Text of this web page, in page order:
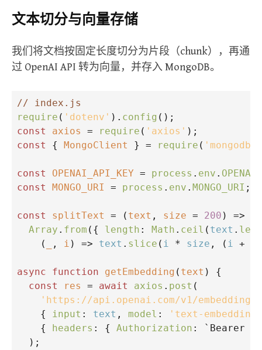
文本切分与向量存储
我们将文档按固定长度切分为片段（chunk），再通
过 OpenAI API 转为向量，并存入 MongoDB。
// index.js
require ( 'dotenv' ). config ();
const
axios = require ( 'axios' );
const
{ MongoClient } = require ( 'mongodb'
const OPENAI_API_KEY = process . env .
const
MONGO_URI = process . env . MONGO_URI ;
const splitText = ( text , size = 200 ) =>
Array . from ({ length : Math . ceil ( text .
    (
, i ) => text . slice ( i * size , ( i +
async function getEmbedding ( text ) {
const
res = await axios . post (
'https://api.openai.com/v1/embeddings'
    {
input : text , model :
'text-
    {
headers : { Authorization :
`Bearer ${
  );